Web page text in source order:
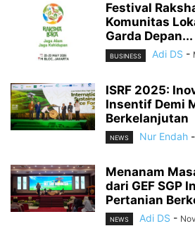
Festival
Komunitas
Garda Depan...
BUSINESS Adi DS -
ISRF 2025:
Insentif Demi
Berkelanjutan
NEWS Nur Endah -
Menanam
dari GEF SGP
Pertanian
NEWS Adi DS -